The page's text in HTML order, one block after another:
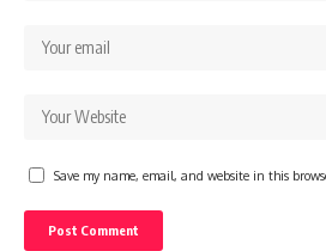
Save my name, email, and website in this